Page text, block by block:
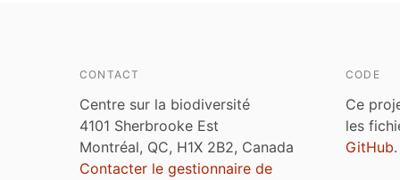
CONTACT
Centre sur la biodiversité
4101 Sherbrooke Est
Montréal, QC, H1X 2B2, Canada
Contacter le gestionnaire de
CODE
Ce
les
GitHub.